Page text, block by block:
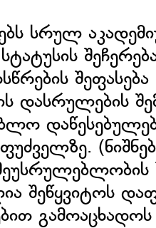
სრულ
დასრულების
შეწყვიტოს